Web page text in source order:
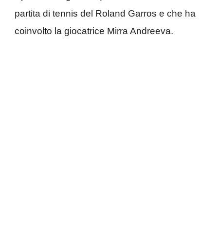
partita di tennis del Roland Garros e che ha
coinvolto la giocatrice Mirra Andreeva.